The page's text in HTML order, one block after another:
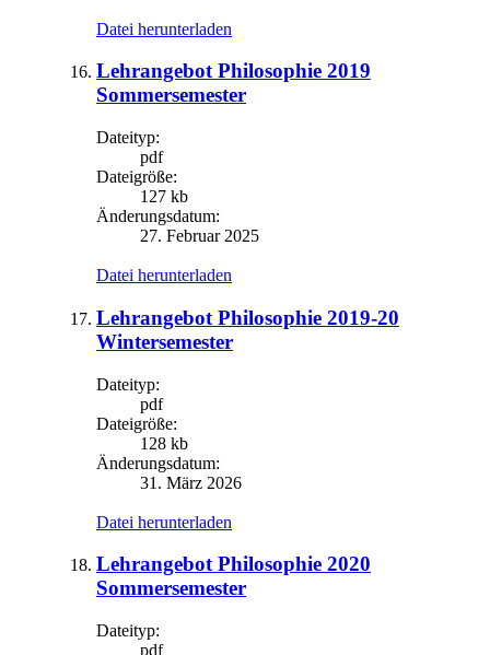
Datei herunterladen
Lehrangebot Philosophie 2019
Sommersemester
Dateityp:
pdf
Dateigröße:
127 kb
Änderungsdatum:
27. Februar 2025
Datei herunterladen
Lehrangebot Philosophie 2019-20
Wintersemester
Dateityp:
pdf
Dateigröße:
128 kb
Änderungsdatum:
31. März 2026
Datei herunterladen
Lehrangebot Philosophie 2020
Sommersemester
Dateityp:
pdf